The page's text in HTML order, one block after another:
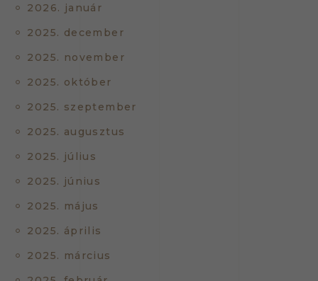
2026. január
2025. december
2025. november
2025. október
2025. szeptember
2025. augusztus
2025. július
2025. június
2025. május
2025. április
2025. március